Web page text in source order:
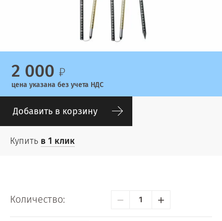
2 000
цена указана без учета НДС
Добавить в корзину
Купить в 1 клик
Количество: − +